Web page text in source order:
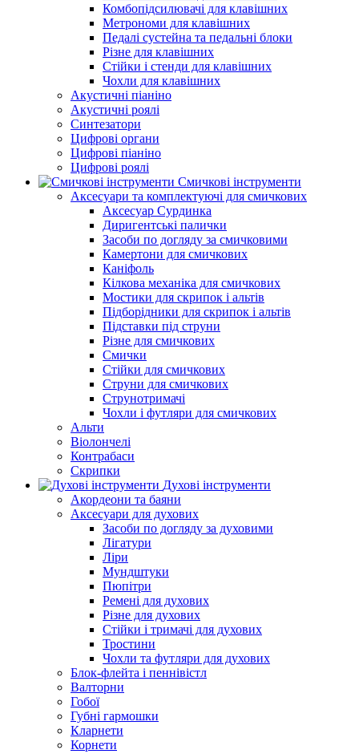
Комбопідсилювачі для клавішних
Метрономи для клавішних
Педалі сустейна та педальні блоки
Різне для клавішних
Стійки і стенди для клавішних
Чохли для клавішних
Акустичні піаніно
Акустичні роялі
Синтезатори
Цифрові органи
Цифрові піаніно
Цифрові роялі
Смичкові інструменти
Аксесуари та комплектуючі для смичкових
Аксесуар Сурдинка
Диригентські палички
Засоби по догляду за смичковими
Камертони для смичкових
Каніфоль
Кілкова механіка для смичкових
Мостики для скрипок і альтів
Підборiдники для скрипок і альтів
Підставки під струни
Різне для смичкових
Смички
Стійки для смичкових
Струни для смичкових
Струнотримачі
Чохли і футляри для смичкових
Альти
Віолончелі
Контрабаси
Скрипки
Духові інструменти
Акордеони та баяни
Аксесуари для духових
Засоби по догляду за духовими
Лігатури
Ліри
Мундштуки
Пюпітри
Ремені для духових
Різне для духових
Стійки і тримачі для духових
Тростини
Чохли та футляри для духових
Блок-флейта і пеннівістл
Валторни
Гобої
Губні гармошки
Кларнети
Корнети